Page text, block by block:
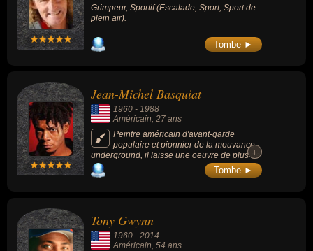
Grimpeur, Sportif (Escalade, Sport, Sport de
plein air).
Tombe ►
Jean-Michel Basquiat
1960 - 1988
Américain, 27 ans
Peintre américain d'avant-garde
populaire et pionnier de la mouvance
underground, il laisse une oeuvre de plus de
800 tableaux et 1500 dessins. Influencé par
Andy Warhol, qui est devenu son mécène et
+
+
Tombe ►
Tony Gwynn
1960 - 2014
Américain, 54 ans